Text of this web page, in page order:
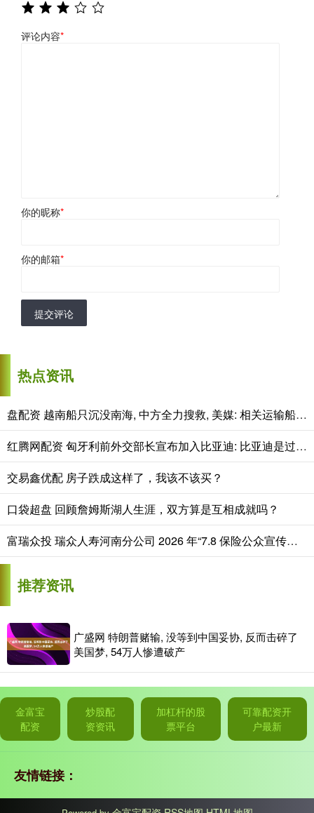
评论内容*
你的昵称*
你的邮箱*
提交评论
热点资讯
盘配资 越南船只沉没南海, 中方全力搜救, 美媒: 相关运输船运送填岛人员
红腾网配资 匈牙利前外交部长宣布加入比亚迪: 比亚迪是过去20年来汽车行业最成功的企业之一, 也是全球领先的新能源汽车制造商
交易鑫优配 房子跌成这样了，我该不该买？
口袋超盘 回顾詹姆斯湖人生涯，双方算是互相成就吗？
富瑞众投 瑞众人寿河南分公司 2026 年“7.8 保险公众宣传日”活动正式启动
推荐资讯
广盛网 特朗普赌输, 没等到中国妥协, 反而击碎了
美国梦, 54万人惨遭破产
金富宝
配资
炒股配
资资讯
加杠杆的股
票平台
可靠配资开
户最新
友情链接：